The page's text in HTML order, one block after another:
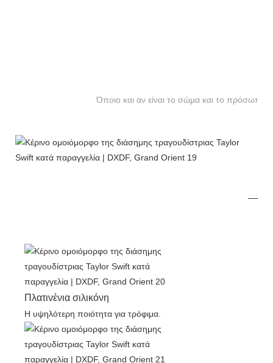
Όποιο και αν είναι το σώμα και το πρόσωπο,
Πλατινένια σιλικόνη
Η υψηλότερη ποιότητα για τρόφιμα.